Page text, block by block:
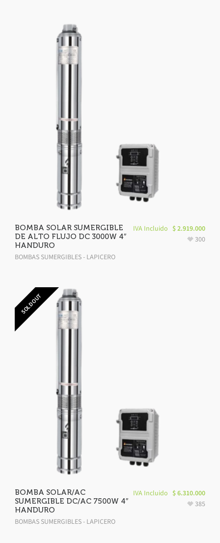
BOMBA SOLAR SUMERGIBLE
DE ALTO FLUJO DC 3000W 4″
HANDURO
BOMBAS SUMERGIBLES - LAPICERO
IVA Incluido $2.919.000
300
SOLD OUT
BOMBA SOLAR/AC
SUMERGIBLE DC/AC 7500W 4″
HANDURO
BOMBAS SUMERGIBLES - LAPICERO
IVA Incluido $6.310.000
385